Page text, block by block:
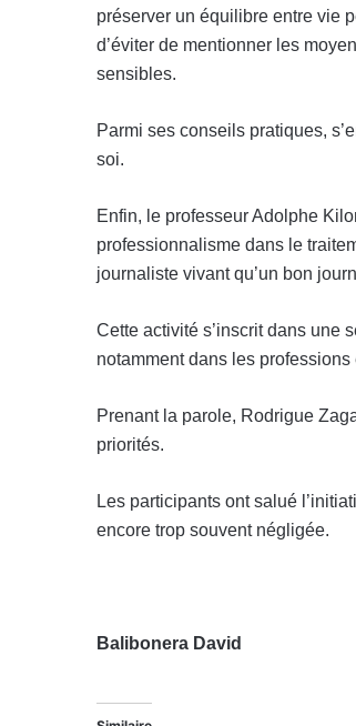
préserver un équilibre entre vie
d’éviter de mentionner les
sensibles.
Parmi ses conseils pratiques,
soi.
Enfin, le professeur Adolphe
professionnalisme dans le
journaliste vivant qu’un bon
Cette activité s’inscrit dans une
notamment dans les
Prenant la parole, Rodrigue
priorités.
Les participants ont salué
encore trop souvent négligée.
Balibonera David